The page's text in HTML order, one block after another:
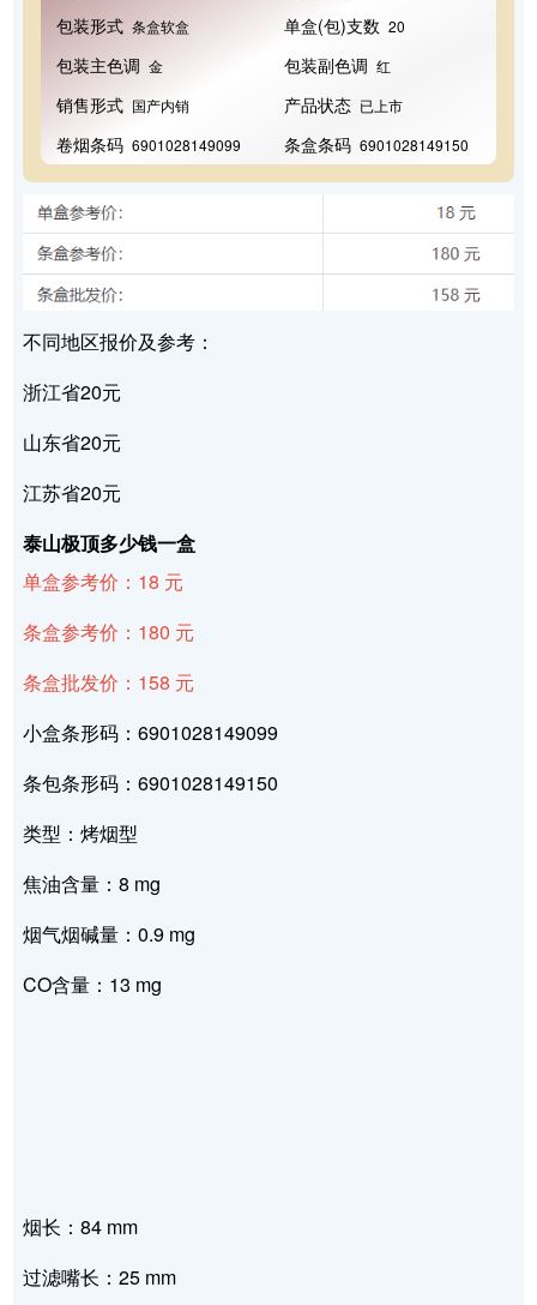
包装形式 条盒软盒 单盒(包)支数 20
包装主色调 金 包装副色调 红
销售形式 国产内销 产品状态 已上市
卷烟条码 6901028149099 条盒条码 6901028149150
不同地区报价及参考：
浙江省20元
山东省20元
江苏省20元
泰山极顶多少钱一盒
单盒参考价：18 元
条盒参考价：180 元
条盒批发价：158 元
小盒条形码：6901028149099
条包条形码：6901028149150
类型：烤烟型
焦油含量：8 mg
烟气烟碱量：0.9 mg
CO含量：13 mg
烟长：84 mm
过滤嘴长：25 mm